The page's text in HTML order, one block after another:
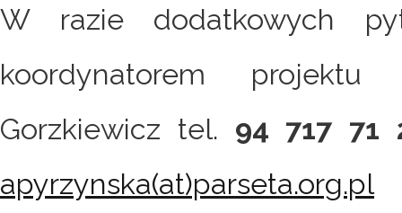
W razie dodatkowych
koordynatorem
Gorzkiewicz tel. 94 717 71
apyrzynska(at)parseta.org.pl